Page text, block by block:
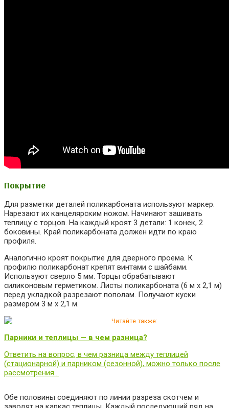
Покрытие
Для разметки деталей поликарбоната используют маркер.
Нарезают их канцелярским ножом. Начинают зашивать
теплицу с торцов. На каждый кроят 3 детали: 1 конек, 2
боковины. Край поликарбоната должен идти по краю
профиля.
Аналогично кроят покрытие для дверного проема. К
профилю поликарбонат крепят винтами с шайбами.
Используют сверло 5 мм. Торцы обрабатывают
силиконовым герметиком. Листы поликарбоната (6 м x 2,1 м)
перед укладкой разрезают пополам. Получают куски
размером 3 м x 2,1 м.
Читайте также:
Парники и теплицы — в чем разница?
Ответить на вопрос, в чем разница между теплицей
(стационарной) и парником (сезонной), можно только после
рассмотрения…
Обе половины соединяют по линии разреза скотчем и